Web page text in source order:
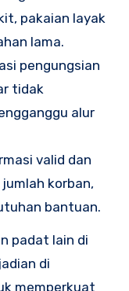
pakaian layak
lama.
pengungsian
tidak
alur
valid dan
korban,
bantuan.
padat lain di
di
memperkuat